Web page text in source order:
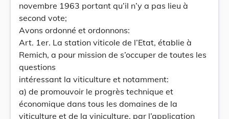
novembre 1963 portant qu’il n’y a pas lieu à
second vote;
Avons ordonné et ordonnons:
Art. 1er. La station viticole de l’Etat, établie à
Remich, a pour mission de s’occuper de toutes les
questions
intéressant la viticulture et notamment:
a) de promouvoir le progrès technique et
économique dans tous les domaines de la
viticulture et de la viniculture, par l’application